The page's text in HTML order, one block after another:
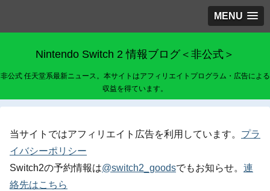
MENU
Nintendo Switch 2 情報ブログ＜非公式＞
非公式 任天堂系最新ニュース。本サイトはアフィリエイトプログラム・広告による
収益を得ています。
当サイトではアフィリエイト広告を利用しています。 プラ
イバシーポリシー
Switch2の予約情報は@switch2_goodsでもお知らせ。 連
絡先はこちら